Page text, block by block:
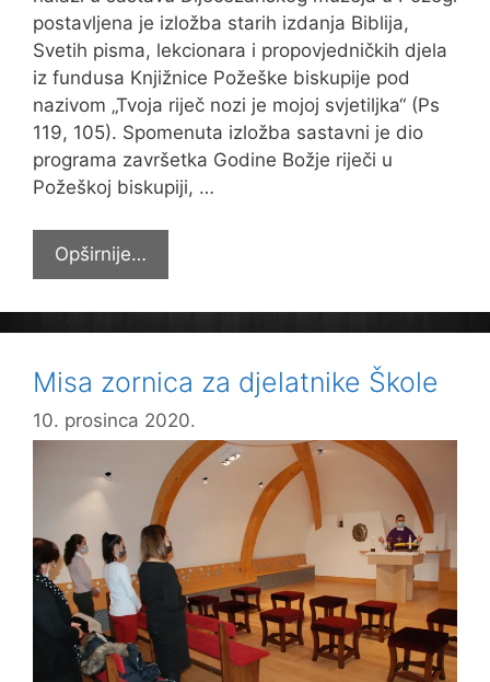
postavljena je izložba starih izdanja Biblija,
Svetih pisma, lekcionara i propovjedničkih djela
iz fundusa Knjižnice Požeške biskupije pod
nazivom „Tvoja riječ nozi je mojoj svjetiljka“ (Ps
119, 105). Spomenuta izložba sastavni je dio
programa završetka Godine Božje riječi u
Požeškoj biskupiji, …
Opširnije…
posjetili
izložbu
starih
Misa zornica za djelatnike Škole
10. prosinca 2020.